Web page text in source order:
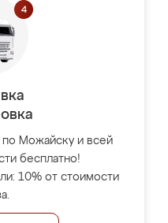
Можайску и всей
бесплатно!
10% от стоимости